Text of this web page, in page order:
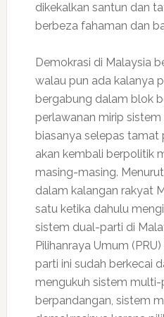
dikekalkan santun dan
berbeza fahaman dan
Demokrasi di Malaysia
walau pun ada kalanya
bergabung dalam blok
perlawanan mirip
biasanya selepas tamat
akan kembali berpolitik
masing-masing.
dalam kalangan rakyat
satu ketika dahulu
sistem dual-parti di
Pilihanraya Umum
parti ini sudah berkecai
mengukuh sistem multi-
berpandangan, sistem